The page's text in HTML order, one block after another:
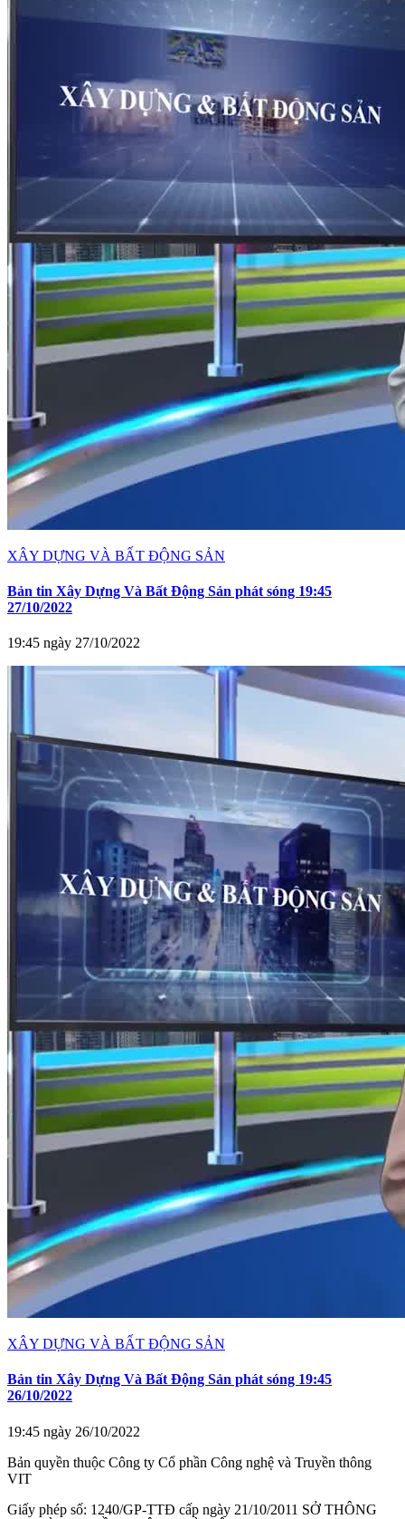
XÂY DỰNG VÀ BẤT ĐỘNG SẢN
Bản tin Xây Dựng Và Bất Động Sản phát sóng 19:45
27/10/2022
19:45 ngày 27/10/2022
XÂY DỰNG VÀ BẤT ĐỘNG SẢN
Bản tin Xây Dựng Và Bất Động Sản phát sóng 19:45
26/10/2022
19:45 ngày 26/10/2022
Bản quyền thuộc Công ty Cổ phần Công nghệ và Truyền thông
VIT
Giấy phép số: 1240/GP-TTĐ cấp ngày 21/10/2011 SỞ THÔNG